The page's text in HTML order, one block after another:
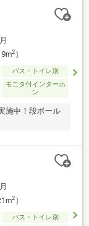
2）
バス・トイレ別
モニタ付インターホ
ン
施中！段ボール
2）
バス・トイレ別